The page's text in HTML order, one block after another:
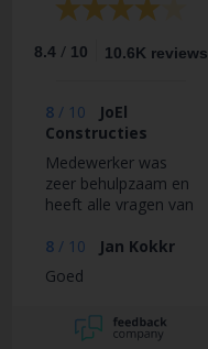
8.4 / 10 10.6K reviews
8 / 10
JoEl
Constructies
Medewerker was
zeer behulpzaam en
heeft alle vragen van
beantwoord.
8 / 10
Jan Kokkr
Goed